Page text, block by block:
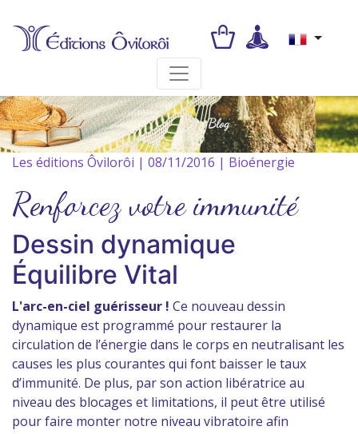
Toggle navigation
Les éditions Ôvilorôi | 08/11/2016 | Bioénergie
Renforcez votre immunité
Dessin dynamique
Équilibre Vital
L'arc-en-ciel guérisseur ! Ce nouveau dessin
dynamique est programmé pour restaurer la
circulation de l’énergie dans le corps en neutralisant les
causes les plus courantes qui font baisser le taux
d’immunité. De plus, par son action libératrice au
niveau des blocages et limitations, il peut être utilisé
pour faire monter notre niveau vibratoire afin